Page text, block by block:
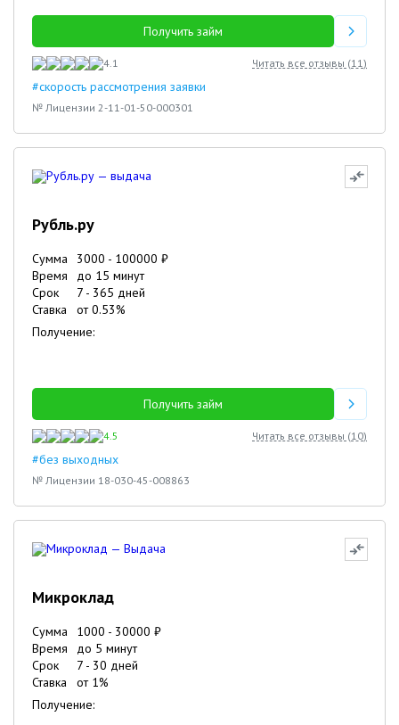
Получить займ
4.1 Читать все отзывы (11)
#скорость рассмотрения заявки
№ Лицензии 2-11-01-50-000301
Рубль.ру
Сумма 3000 - 100000 ₽
Время
до 15 минут
Срок
7 - 365 дней
Ставка
от0.53%
Получение:
Получить займ
4.5 Читать все отзывы (10)
#без выходных
№ Лицензии 18-030-45-008863
Микроклад
Сумма 1000 - 30000 ₽
Время
до 5 минут
Срок
7 - 30 дней
Ставка
от 1%
Получение: